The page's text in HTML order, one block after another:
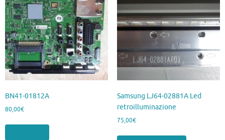
BN41-01812A
80,00€
Samsung LJ64-02881A Led
retroilluminazione
75,00€